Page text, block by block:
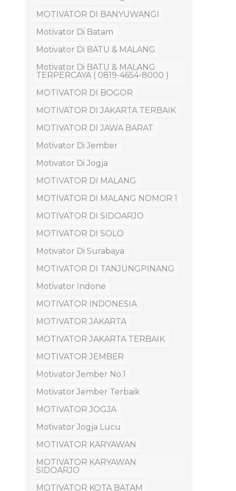
MOTIVATOR DI BANYUWANGI
Motivator Di Batam
Motivator Di BATU & MALANG
Motivator Di BATU & MALANG
TERPERCAYA ( 0819-4654-8000 )
MOTIVATOR DI BOGOR
MOTIVATOR DI JAKARTA TERBAIK
MOTIVATOR DI JAWA BARAT
Motivator Di Jember
Motivator Di Jogja
MOTIVATOR DI MALANG
MOTIVATOR DI MALANG NOMOR 1
MOTIVATOR DI SIDOARJO
MOTIVATOR DI SOLO
Motivator Di Surabaya
MOTIVATOR DI TANJUNGPINANG
Motivator Indone
MOTIVATOR INDONESIA
MOTIVATOR JAKARTA
MOTIVATOR JAKARTA TERBAIK
MOTIVATOR JEMBER
Motivator Jember No.1
Motivator Jember Terbaik
MOTIVATOR JOGJA
Motivator Jogja Lucu
MOTIVATOR KARYAWAN
MOTIVATOR KARYAWAN
SIDOARJO
MOTIVATOR KOTA BATAM